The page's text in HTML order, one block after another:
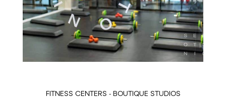
FITNESS CENTERS - BOUTIQUE STUDIOS